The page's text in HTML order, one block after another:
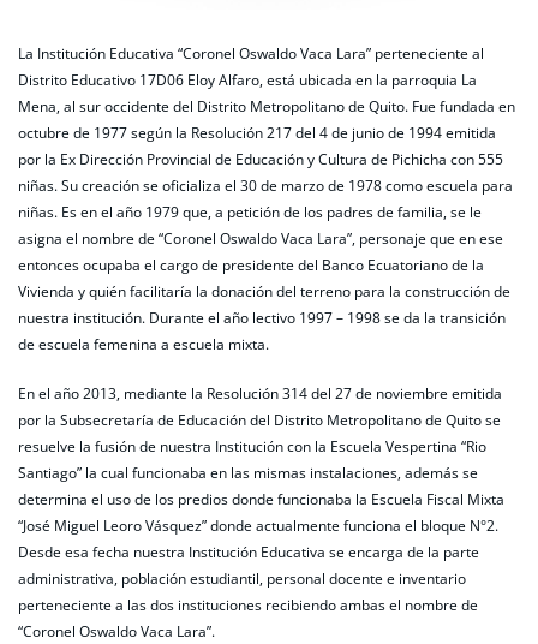
La Institución Educativa “Coronel Oswaldo Vaca Lara” perteneciente al
Distrito Educativo 17D06 Eloy Alfaro, está ubicada en la parroquia La
Mena, al sur occidente del Distrito Metropolitano de Quito. Fue fundada en
octubre de 1977 según la Resolución 217 del 4 de junio de 1994 emitida
por la Ex Dirección Provincial de Educación y Cultura de Pichicha con 555
niñas. Su creación se oficializa el 30 de marzo de 1978 como escuela para
niñas. Es en el año 1979 que, a petición de los padres de familia, se le
asigna el nombre de “Coronel Oswaldo Vaca Lara”, personaje que en ese
entonces ocupaba el cargo de presidente del Banco Ecuatoriano de la
Vivienda y quién facilitaría la donación del terreno para la construcción de
nuestra institución. Durante el año lectivo 1997 – 1998 se da la transición
de escuela femenina a escuela mixta.
En el año 2013, mediante la Resolución 314 del 27 de noviembre emitida
por la Subsecretaría de Educación del Distrito Metropolitano de Quito se
resuelve la fusión de nuestra Institución con la Escuela Vespertina “Rio
Santiago” la cual funcionaba en las mismas instalaciones, además se
determina el uso de los predios donde funcionaba la Escuela Fiscal Mixta
“José Miguel Leoro Vásquez” donde actualmente funciona el bloque N°2.
Desde esa fecha nuestra Institución Educativa se encarga de la parte
administrativa, población estudiantil, personal docente e inventario
perteneciente a las dos instituciones recibiendo ambas el nombre de
“Coronel Oswaldo Vaca Lara”.